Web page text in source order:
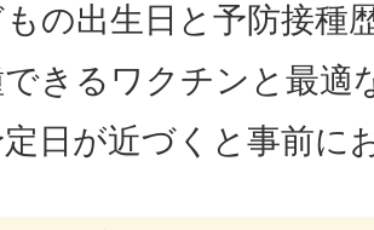
の出生日と予防接種
きるワクチンと最適
日が近づくと事前に